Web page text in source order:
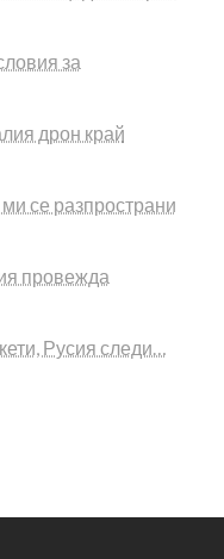
за
дрон край
се разпространи
провежда
Русия следи…